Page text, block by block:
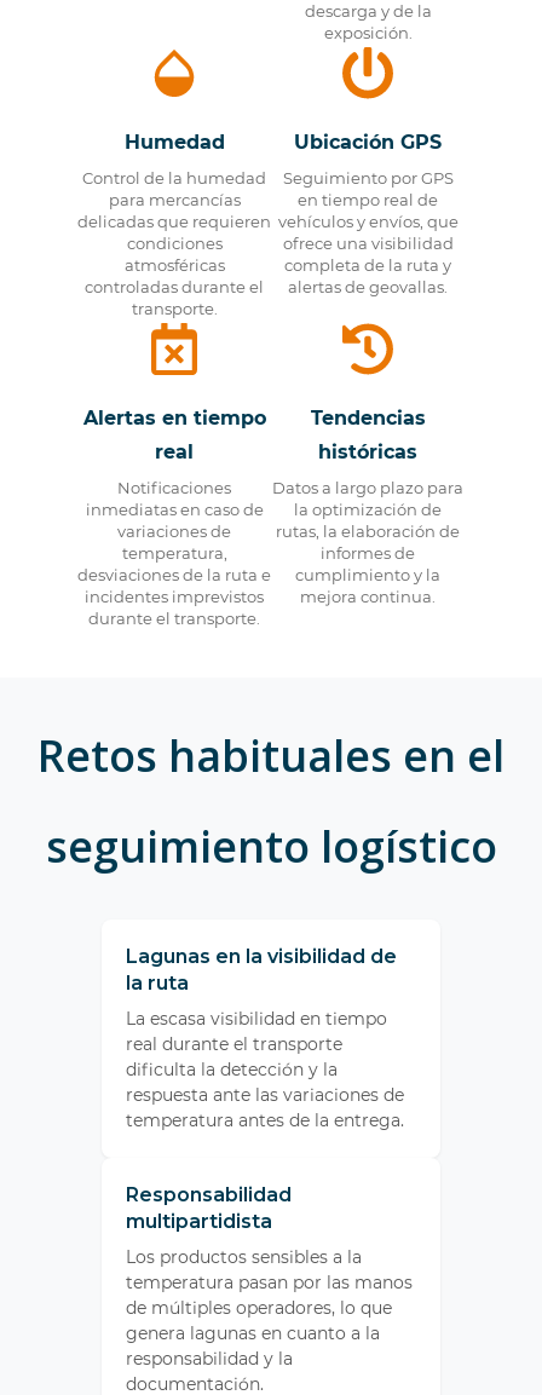
descarga y de la
exposición.
Humedad
Control de la humedad
para mercancías
delicadas que requieren
condiciones
atmosféricas
controladas durante el
transporte.
Ubicación GPS
Seguimiento por GPS
en tiempo real de
vehículos y envíos, que
ofrece una visibilidad
completa de la ruta y
alertas de geovallas.
Alertas en tiempo
real
Notificaciones
inmediatas en caso de
variaciones de
temperatura,
desviaciones de la ruta e
incidentes imprevistos
durante el transporte.
Tendencias
históricas
Datos a largo plazo para
la optimización de
rutas, la elaboración de
informes de
cumplimiento y la
mejora continua.
Retos habituales en el
seguimiento logístico
Lagunas en la visibilidad de
la ruta
La escasa visibilidad en tiempo
real durante el transporte
dificulta la detección y la
respuesta ante las variaciones de
temperatura antes de la entrega.
Responsabilidad
multipartidista
Los productos sensibles a la
temperatura pasan por las manos
de múltiples operadores, lo que
genera lagunas en cuanto a la
responsabilidad y la
documentación.